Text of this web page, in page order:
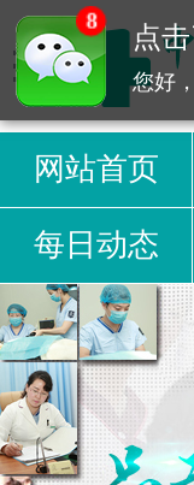
网站首页
每日动态
8
点
您好